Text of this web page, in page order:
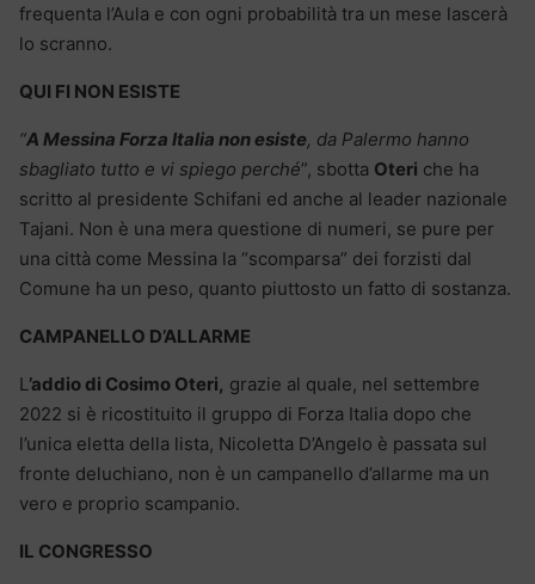
frequenta l’Aula e con ogni probabilità tra un mese lascerà
lo scranno.
QUI FI NON ESISTE
“A Messina Forza Italia non esiste, da Palermo hanno
sbagliato tutto e vi spiego perché”, sbotta Oteri che ha
scritto al presidente Schifani ed anche al leader nazionale
Tajani. Non è una mera questione di numeri, se pure per
una città come Messina la “scomparsa” dei forzisti dal
Comune ha un peso, quanto piuttosto un fatto di sostanza.
CAMPANELLO D’ALLARME
L ’addio di Cosimo Oteri, grazie al quale, nel settembre
2022 si è ricostituito il gruppo di Forza Italia dopo che
l’unica eletta della lista, Nicoletta D’Angelo è passata sul
fronte deluchiano, non è un campanello d’allarme ma un
vero e proprio scampanio.
IL CONGRESSO